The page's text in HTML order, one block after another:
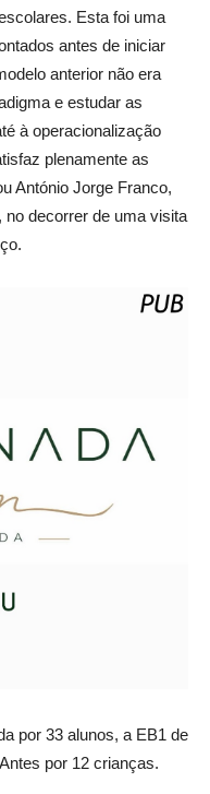
Esta foi uma
antes de iniciar
anterior não era
e estudar as
à operacionalização
plenamente as
António Jorge Franco,
no decorrer de uma visita
por 33 alunos, a EB1 de
por 12 crianças.